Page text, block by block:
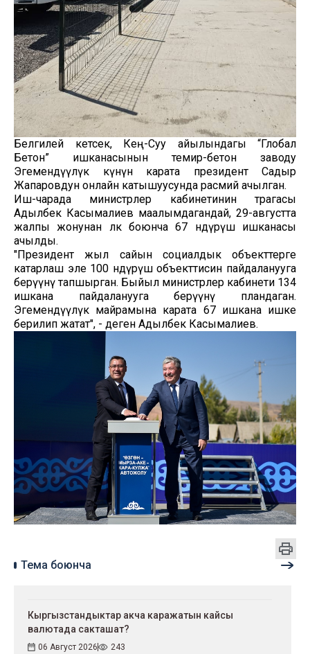
Белгилей кетсек, Кең-Суу айылындагы “Глобал
Бетон” ишканасынын темир-бетон заводу
Эгемендүүлүк күнүнө карата президент Садыр
Жапаровдун онлайн катышуусунда расмий ачылган.
Иш-чарада министрлер кабинетинин төрагасы
Адылбек Касымалиев маалымдагандай, 29-августта
жалпы жонунан өлкө боюнча 67 өндүрүш ишканасы
ачылды.
"Президент жыл сайын социалдык объекттерге
катарлаш эле 100 өндүрүш объекттисин пайдаланууга
берүүнү тапшырган. Быйыл министрлер кабинети 134
ишкана пайдаланууга берүүнү пландаган.
Эгемендүүлүк майрамына карата 67 ишкана ишке
берилип жатат", - деген Адылбек Касымалиев.
Тема боюнча
Кыргызстандыктар акча каражатын кайсы
валютада сакташат?
06 Август 2026 243